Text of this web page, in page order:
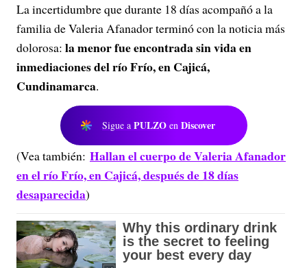
La incertidumbre que durante 18 días acompañó a la
familia de Valeria Afanador terminó con la noticia más
dolorosa: la menor fue encontrada sin vida en
inmediaciones del río Frío, en Cajicá,
Cundinamarca.
Sigue a PULZO en Discover
(Vea también: Hallan el cuerpo de Valeria Afanador
en el río Frío, en Cajicá, después de 18 días
desaparecida)